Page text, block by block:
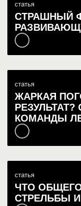
статья
СТРАШНЫЙ
статья
ЖАРКАЯ
КОМАНДЫ
статья
ЧТО
СТРЕЛЬБЫ